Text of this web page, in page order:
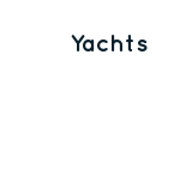
Yachts